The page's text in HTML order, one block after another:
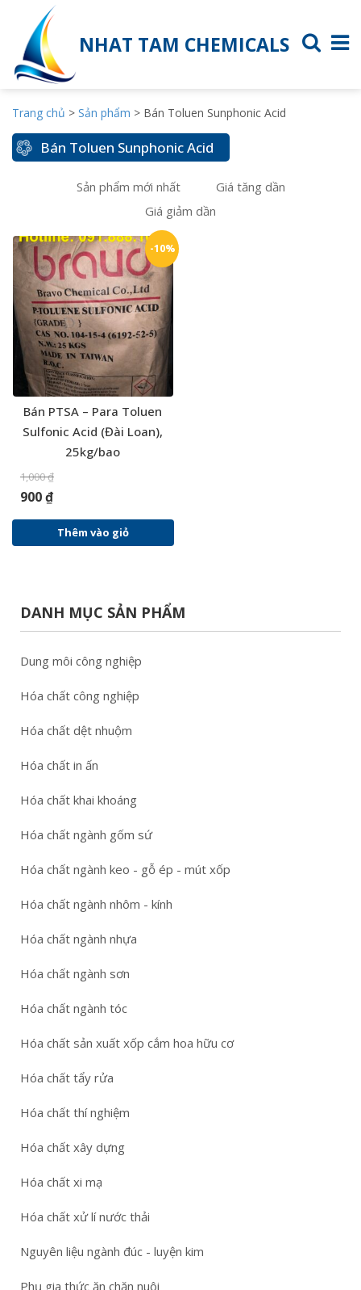
NHAT TAM CHEMICALS
Trang chủ > Sản phẩm > Bán Toluen Sunphonic Acid
Bán Toluen Sunphonic Acid
Sản phẩm mới nhất
Giá tăng dần
Giá giảm dần
-10%
Bán PTSA – Para Toluen
Sulfonic Acid (Đài Loan),
25kg/bao
1,000₫
900₫
Thêm vào giỏ
DANH MỤC SẢN PHẨM
Dung môi công nghiệp
Hóa chất công nghiệp
Hóa chất dệt nhuộm
Hóa chất in ấn
Hóa chất khai khoáng
Hóa chất ngành gốm sứ
Hóa chất ngành keo - gỗ ép - mút xốp
Hóa chất ngành nhôm - kính
Hóa chất ngành nhựa
Hóa chất ngành sơn
Hóa chất ngành tóc
Hóa chất sản xuất xốp cắm hoa hữu cơ
Hóa chất tẩy rửa
Hóa chất thí nghiệm
Hóa chất xây dựng
Hóa chất xi mạ
Hóa chất xử lí nước thải
Nguyên liệu ngành đúc - luyện kim
Phụ gia thức ăn chăn nuôi